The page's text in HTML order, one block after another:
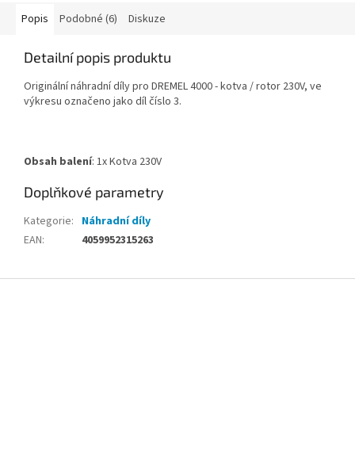
Popis Podobné (6) Diskuze
Detailní popis produktu
Originální náhradní díly pro DREMEL 4000 - kotva / rotor 230V, ve
výkresu označeno jako díl číslo 3.
Obsah balení: 1x Kotva 230V
Doplňkové parametry
Kategorie: Náhradní díly
EAN: 4059952315263